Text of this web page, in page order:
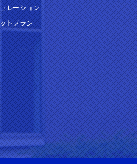
レーション
トプラン